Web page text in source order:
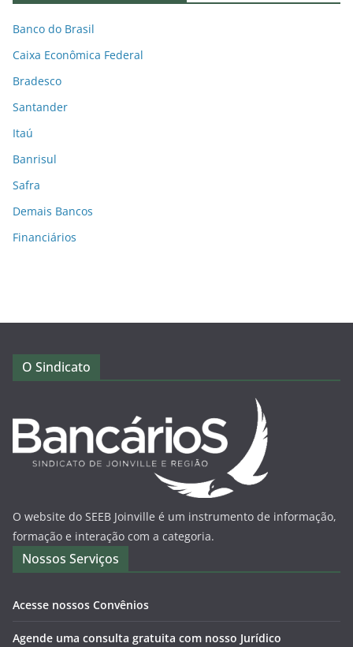
Banco do Brasil
Caixa Econômica Federal
Bradesco
Santander
Itaú
Banrisul
Safra
Demais Bancos
Financiários
O Sindicato
O website do SEEB Joinville é um instrumento de informação,
formação e interação com a categoria.
Nossos Serviços
Acesse nossos Convênios
Agende uma consulta gratuita com nosso Jurídico